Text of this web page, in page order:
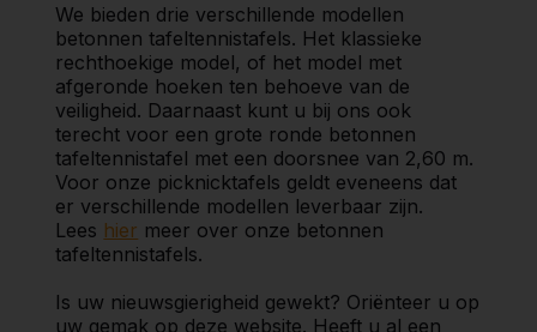
We bieden drie verschillende modellen
betonnen tafeltennistafels. Het klassieke
rechthoekige model, of het model met
afgeronde hoeken ten behoeve van de
veiligheid. Daarnaast kunt u bij ons ook
terecht voor een grote ronde betonnen
tafeltennistafel met een doorsnee van 2,60 m.
Voor onze picknicktafels geldt eveneens dat
er verschillende modellen leverbaar zijn.
Lees hier meer over onze betonnen
tafeltennistafels.
Is uw nieuwsgierigheid gewekt? Oriënteer u op
uw gemak op deze website. Heeft u al een